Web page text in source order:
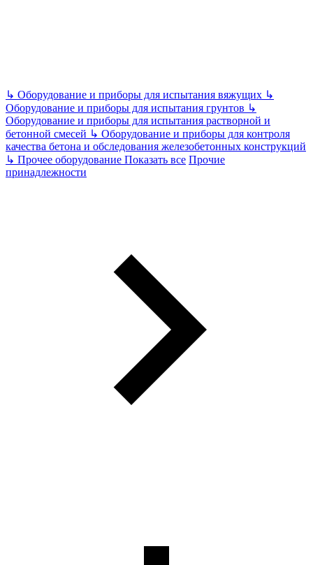
↳ Оборудование и приборы для испытания вяжущих ↳
Оборудование и приборы для испытания грунтов ↳
Оборудование и приборы для испытания растворной и
бетонной смесей ↳ Оборудование и приборы для контроля
качества бетона и обследования железобетонных конструкций
↳ Прочее оборудование Показать все Прочие
принадлежности